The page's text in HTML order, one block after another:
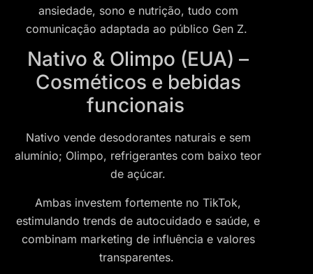
ansiedade, sono e nutrição, tudo com
comunicação adaptada ao público Gen Z.
Nativo & Olimpo (EUA) –
Cosméticos e bebidas
funcionais
Nativo vende desodorantes naturais e sem
alumínio; Olimpo, refrigerantes com baixo teor
de açúcar.
Ambas investem fortemente no TikTok,
estimulando trends de autocuidado e saúde, e
combinam marketing de influência e valores
transparentes.